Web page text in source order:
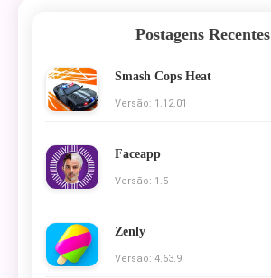
Postagens Recentes
Smash Cops Heat
Versão: 1.12.01
Faceapp
Versão: 1.5
Zenly
Versão: 4.63.9